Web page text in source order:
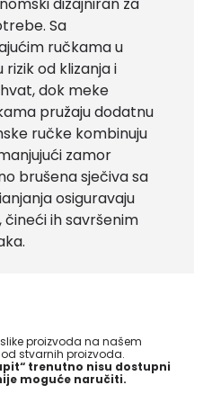
Sa
ručkama u
od klizanja i
dok meke
pružaju dodatnu
ručke kombinuju
zamor
brušena sječiva sa
osiguravaju
ih savršenim
proizvoda na našem
stvarnih proizvoda.
trenutno nisu dostupni
moguće naručiti.